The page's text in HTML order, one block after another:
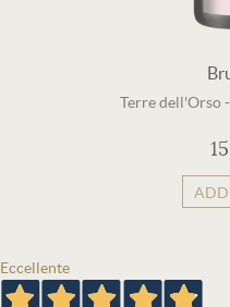
Terre dell'Orso-
ADD
Eccellente